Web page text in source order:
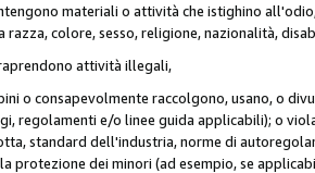
materiali o attività che istighino
razza, colore, sesso, religione, nazionalità,
attività illegali,
o consapevolmente raccolgono, usano, o
regolamenti e/o linee guida applicabili); o
standard dell'industria, norme di
protezione dei minori (ad esempio, se